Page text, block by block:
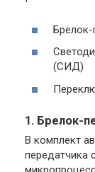
Брелок-
(СИД)
1. Брелок-
В комплект
передатчика